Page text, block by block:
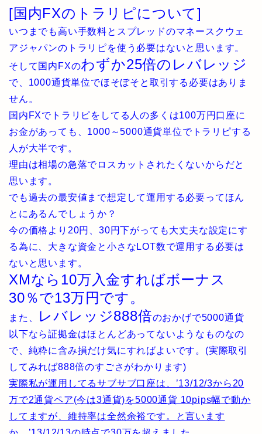
[国内FXのトラリピについて]
いつまでも高い手数料とスプレッドのマネースクウェ
アジャパンのトラリピを使う必要はないと思います。
そして国内FXのわずか25倍のレバレッジ
で、1000通貨単位でほそぼそと取引する必要はありま
せん。
国内FXでトラリピをしてる人の多くは100万円口座に
お金があっても、1000～5000通貨単位でトラリピする
人が大半です。
理由は相場の急落でロスカットされたくないからだと
思います。
でも過去の最安値まで想定して運用する必要ってほん
とにあるんでしょうか？
今の価格より20円、30円下がっても大丈夫な設定にす
る為に、大きな資金と小さなLOT数で運用する必要は
ないと思います。
XMなら10万入金すればボーナス
30％で13万円です。
また、 レバレッジ888倍のおかげで5000通貨
以下なら証拠金はほとんどあってないようなものなの
で、純粋に含み損だけ気にすればよいです。(実際取引
してみれば888倍のすごさがわかります)
実際私が運用してるサブサブ口座は、’13/12/3から20
万で2通貨ペア(今は3通貨)を5000通貨 10pips幅で動か
してますが、維持率は全然余裕です。と言います